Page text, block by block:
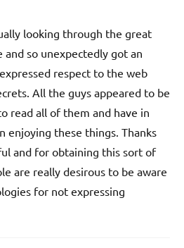
looking through the great
so unexpectedly got an
respect to the web
All the guys appeared to be
read all of them and have in
enjoying these things. Thanks
and for obtaining this sort of
are really desirous to be aware
for not expressing